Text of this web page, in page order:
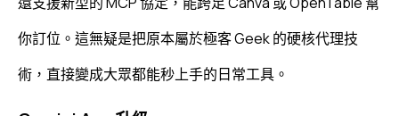
你訂位。 這無疑是把原本屬於極客 Geek 的硬核代理技
術， 直接變成大眾都能秒上手的日常工具。